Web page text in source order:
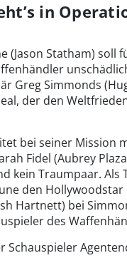
in
(Jason Statham) soll
Greg Simmonds
der den
bei seiner Mission
Fidel (Aubrey
kein Traumpaar. Als
den Hollywoodstar
Hartnett) bei
des
Schauspieler